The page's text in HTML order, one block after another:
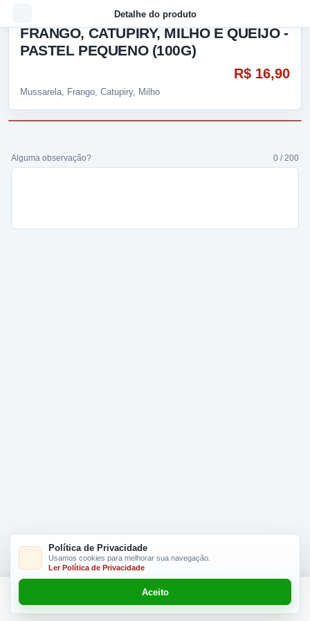
Detalhe do produto
FRANGO, CATUPIRY, MILHO E QUEIJO -
PASTEL PEQUENO (100G)
Mussarela, Frango, Catupiry, Milho
R$ 16,90
Adicionar R$ 16.90
Alguma observação? 0 / 200
Política de Privacidade
Usamos cookies para melhorar sua navegação.
Ler Política de Privacidade
Aceito